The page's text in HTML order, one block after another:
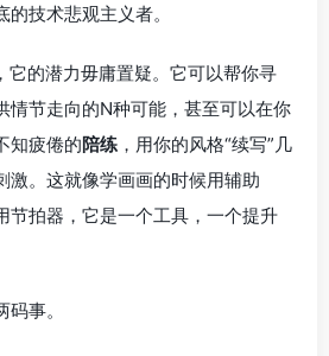
技术悲观主义者。
，它的潜力毋庸置疑。它可以帮你寻
情节走向的N种可能，甚至可以在你
知疲倦的陪练 ，用你的风格“续写”几
激。这就像学画画的时候用辅助
节拍器，它是一个工具，一个提升
码事。